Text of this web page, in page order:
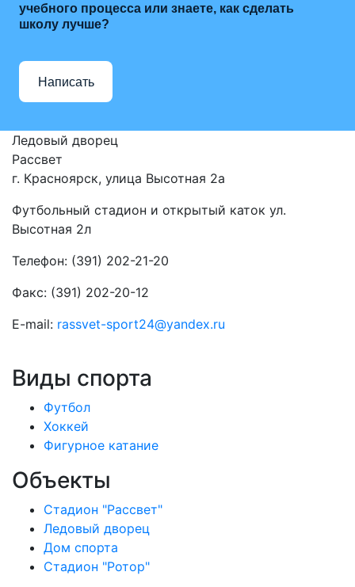
учебного процесса или знаете, как сделать
школу лучше?
Написать
Ледовый дворец
Рассвет
г. Красноярск, улица Высотная 2a
Футбольный стадион и открытый каток ул.
Высотная 2л
Телефон: (391) 202-21-20
Факс: (391) 202-20-12
E-mail: rassvet-sport24@yandex.ru
Виды спорта
Футбол
Хоккей
Фигурное катание
Объекты
Стадион "Рассвет"
Ледовый дворец
Дом спорта
Стадион "Ротор"